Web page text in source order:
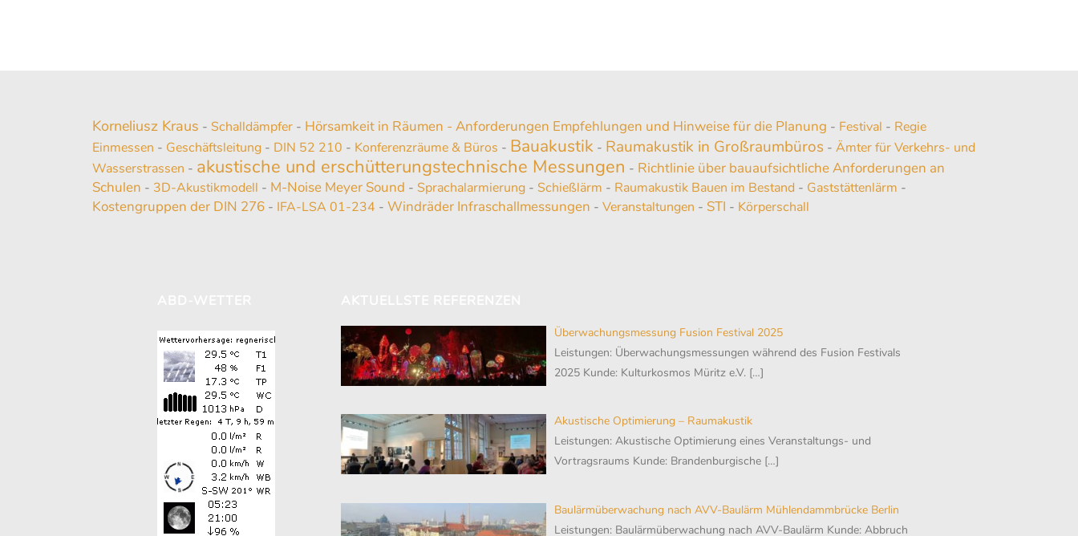
Korneliusz Kraus -Schalldämpfer - Hörsamkeit in Räumen - Anforderungen Empfehlungen und Hinweise für die Planung - Festival - Regie
Einmessen - Geschäftsleitung - DIN 52 210 - Konferenzräume & Büros - Bauakustik - Raumakustik in Großraumbüros -Ämter für Verkehrs- und
Wasserstrassen - akustische und erschütterungstechnische Messungen - Richtlinie über bauaufsichtliche Anforderungen an
Schulen - 3D-Akustikmodell - M-Noise Meyer Sound -Sprachalarmierung -Schießlärm - Raumakustik Bauen im Bestand - Gaststättenlärm -
Kostengruppen der DIN 276 - IFA-LSA 01-234 -Windräder Infraschallmessungen -Veranstaltungen - STI - Körperschall
Überwachungsmessung Fusion Festival 2025
Leistungen: Überwachungsmessungen während des Fusion Festivals
2025 Kunde: Kulturkosmos Müritz e.V. […]
Akustische Optimierung – Raumakustik
Leistungen: Akustische Optimierung eines Veranstaltungs- und
Vortragsraums Kunde: Brandenburgische […]
Baulärmüberwachung nach AVV-Baulärm Mühlendammbrücke Berlin
Leistungen: Baulärmüberwachung nach AVV-Baulärm Kunde: Abbruch